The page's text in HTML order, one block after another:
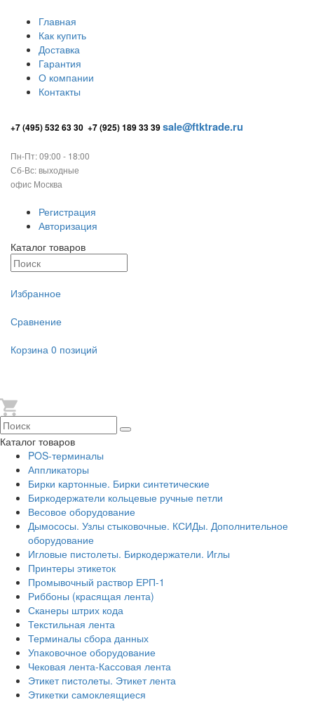
Главная
Как купить
Доставка
Гарантия
О компании
Контакты
+7 (495) 532 63 30 +7 (925) 189 33 39sale@ftktrade.ru
Пн-Пт: 09:00 - 18:00
Сб-Вс: выходные
офис Москва
Регистрация
Авторизация
Каталог товаров
Избранное
Сравнение
Корзина 0 позиций
Каталог товаров
POS-терминалы
Аппликаторы
Бирки картонные. Бирки синтетические
Биркодержатели кольцевые ручные петли
Весовое оборудование
Дымососы. Узлы стыковочные. КСИДы. Дополнительное
оборудование
Игловые пистолеты. Биркодержатели. Иглы
Принтеры этикеток
Промывочный раствор ЕРП-1
Риббоны (красящая лента)
Сканеры штрих кода
Текстильная лента
Терминалы сбора данных
Упаковочное оборудование
Чековая лента-Кассовая лента
Этикет пистолеты. Этикет лента
Этикетки самоклеящиеся